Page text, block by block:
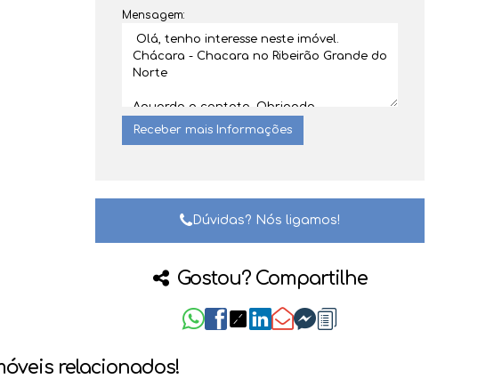
Mensagem:
Dúvidas? Nós ligamos!
Gostou? Compartilhe
relacionados!